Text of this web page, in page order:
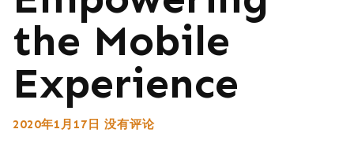
the Mobile
Experience
2020年1月17日 没有评论